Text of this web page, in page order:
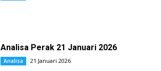
Analisa Perak 21 Januari 2026
Analisa 21 Januari 2026